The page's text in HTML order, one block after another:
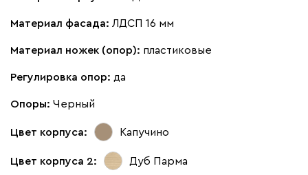
Материал фасада: ЛДСП 16 мм
Материал ножек (опор): пластиковые
Регулировка опор: да
Опоры: Черный
Цвет корпуса: Капучино
Цвет корпуса 2: Дуб Парма